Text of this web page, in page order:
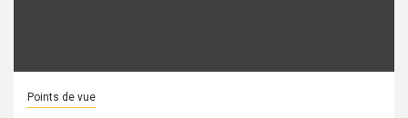
Points de vue